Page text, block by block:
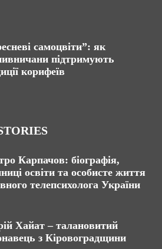
самоцвіти”: як
підтримують
корифеїв
Карпачов: біографія,
освіти та особисте життя
телепсихолога України
Хайат – талановитий
з Кіровоградщини